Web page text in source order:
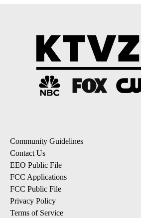
Community Guidelines
Contact Us
EEO Public File
FCC Applications
FCC Public File
Privacy Policy
Terms of Service